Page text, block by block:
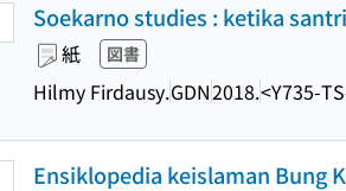
Soekarno studies : ketika
紙 図書
Hilmy Firdausy.GDN2018.<Y735-
Ensiklopedia keislaman Bung